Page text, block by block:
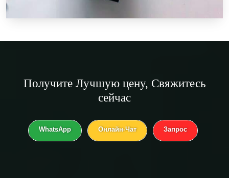
Получите Лучшую цену, Свяжитесь
сейчас
WhatsApp Онлайн-Чат Запрос